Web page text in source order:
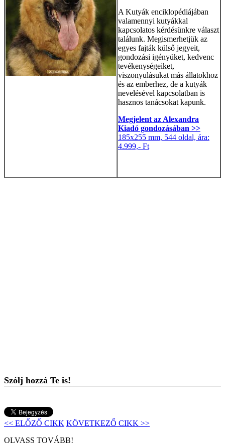
A Kutyák enciklopédiájában
valamennyi kutyákkal
kapcsolatos kérdésünkre választ
találunk. Megismerhetjük az
egyes fajták külső jegyeit,
gondozási igényüket, kedvenc
tevékenységeiket,
viszonyulásukat más állatokhoz
és az emberhez, de a kutyák
nevelésével kapcsolatban is
hasznos tanácsokat kapunk.
Megjelent az Alexandra
Kiadó gondozásában >>
185x255 mm, 544 oldal, ára:
4.999,- Ft
Szólj hozzá Te is!
<< ELŐZŐ CIKK KÖVETKEZŐ CIKK >>
OLVASS TOVÁBB!